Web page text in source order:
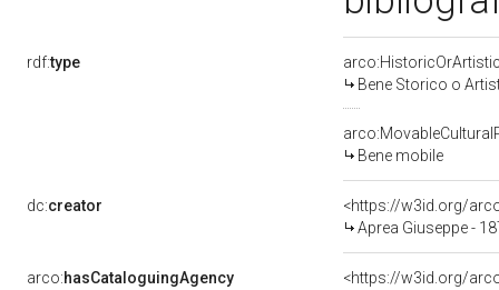
rdf:type
Bene Storico o
Bene mobile
dc:creator
<https://w3id.org/
Aprea Giuseppe -
arco:hasCataloguingAgency
<https://w3id.org/